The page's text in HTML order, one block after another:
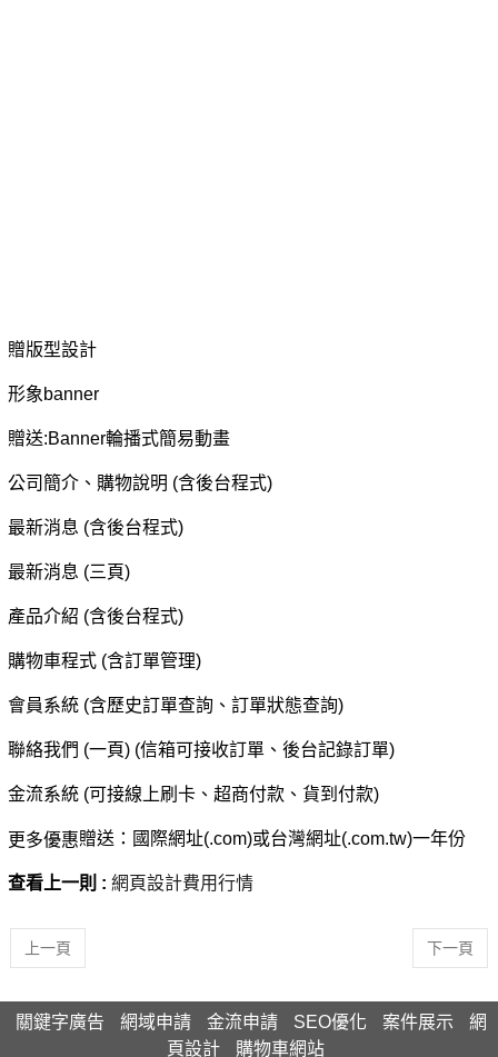
贈版型設計
形象banner
贈送:Banner輪播式簡易動畫
公司簡介、購物說明 (含後台程式)
最新消息 (含後台程式)
最新消息 (三頁)
產品介紹 (含後台程式)
購物車程式 (含訂單管理)
會員系統 (含歷史訂單查詢、訂單狀態查詢)
聯絡我們 (一頁) (信箱可接收訂單、後台記錄訂單)
金流系統 (可接線上刷卡、超商付款、貨到付款)
更多優惠贈送：國際網址(.com)或台灣網址(.com.tw)一年份
查看上一則 : 網頁設計費用行情
上一頁 下一頁
關鍵字廣告 網域申請 金流申請 SEO優化 案件展示
網
頁設計
購物車網站